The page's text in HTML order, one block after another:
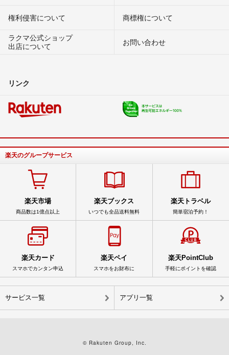
権利侵害について
商標権について
ラクマ公式ショップ
出店について
お問い合わせ
リンク
楽天のグループサービス
楽天市場
商品数は1億点以上
楽天ブックス
いつでも全品送料無料
楽天トラベル
簡単宿泊予約！
楽天カード
スマホでカンタン申込
楽天ペイ
スマホをお財布に
楽天PointClub
手軽にポイントを確認
サービス一覧 アプリ一覧
© Rakuten Group, Inc.